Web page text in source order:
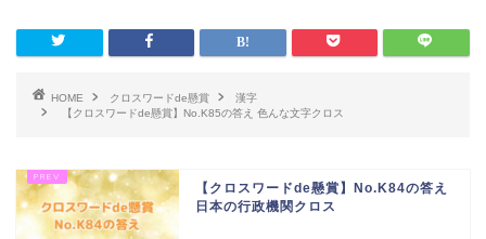
HOME クロスワードde懸賞
漢字
【クロスワードde懸賞】No.K85の答え 色んな文字クロス
【クロスワードde懸賞】No.K84の答え
日本の行政機関クロス